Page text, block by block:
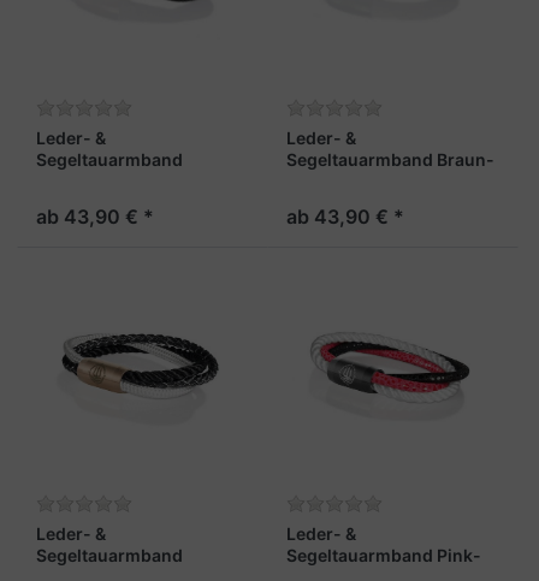
Leder- &
Segeltauarmband
ab 43,90 € *
Leder- &
Segeltauarmband Braun-
ab 43,90 € *
Leder- &
Segeltauarmband
Leder- &
Segeltauarmband Pink-